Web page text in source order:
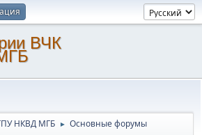
НКВД МГБ ► Основные форумы